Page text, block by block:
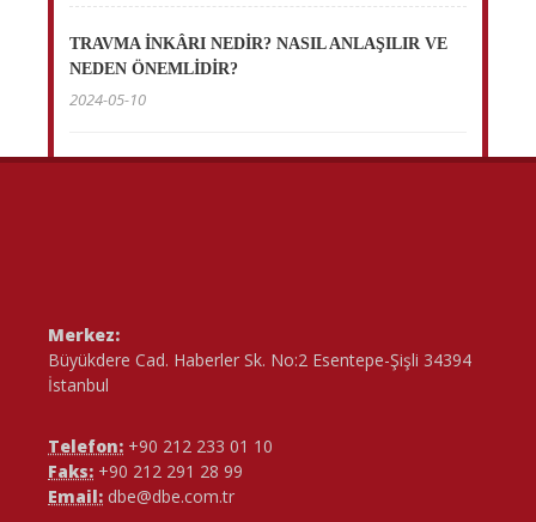
TRAVMA İNKÂRI NEDİR? NASIL ANLAŞILIR VE
NEDEN ÖNEMLİDİR?
2024-05-10
Merkez:
Büyükdere Cad. Haberler Sk. No:2 Esentepe-Şişli 34394
İstanbul
Telefon: +90 212 233 01 10
Faks: +90 212 291 28 99
Email: dbe@dbe.com.tr